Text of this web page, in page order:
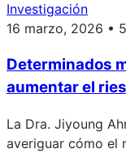
Investigación
16 marzo, 2026 •
Determinados
aumentar el
La Dra. Jiyoung
averiguar cómo el